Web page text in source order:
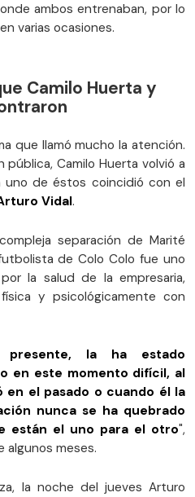
ambos entrenaban, por lo
varias ocasiones.
Camilo Huerta y
que llamó mucho la atención.
Camilo Huerta volvió a
de éstos coincidió con el
Vidal.
separación de Marité
de Colo Colo fue uno
la salud de la empresaria,
y psicológicamente con
la ha estado
en este momento difícil, al
en el pasado o cuando él la
nunca se ha quebrado
están el uno para el otro",
algunos meses.
la noche del jueves Arturo